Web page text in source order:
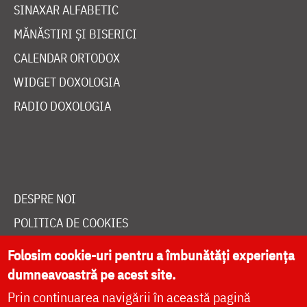
SINAXAR ALFABETIC
MĂNĂSTIRI ȘI BISERICI
CALENDAR ORTODOX
WIDGET DOXOLOGIA
RADIO DOXOLOGIA
DESPRE NOI
POLITICA DE COOKIES
DONEAZĂ ONLINE PENTRU CATEDRALA NAȚIONALĂ
LIVE
Folosim cookie-uri pentru a îmbunătăți experiența
dumneavoastră pe acest site.
Prin continuarea navigării în această pagină